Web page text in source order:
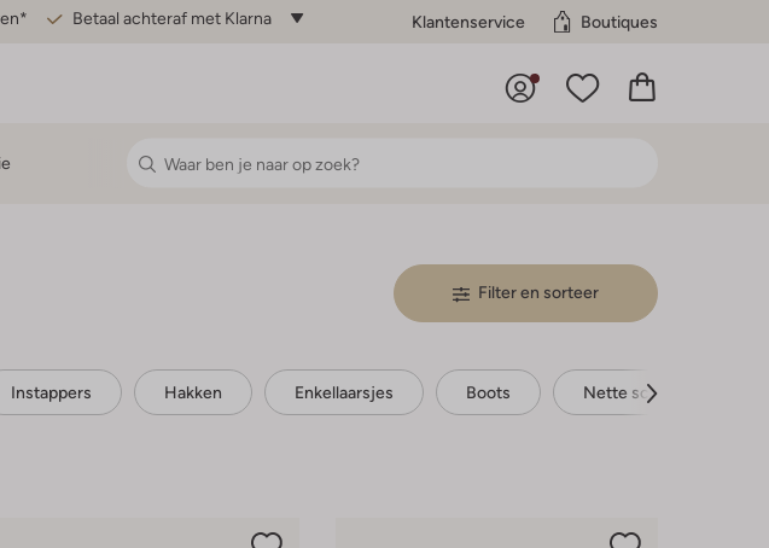
Betaal achteraf met Klarna Klantenservice Boutiques
Filter en sorteer
Instappers Hakken Enkellaarsjes Boots Nette schoenen